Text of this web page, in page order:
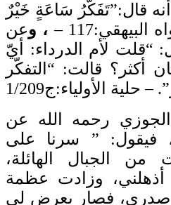
قال:”تَفَكُّرُ سَاعَةٍ خَيْرٌ
–
، وعن
“قلت لأم الدرداء: أيّ
أكثر؟ قالت: “التفكّر
رحمه الله عن
فيقول: ” سرنا على
الجبال الهائلة،
أذهلني، وزادت عظمة
صدري، فصار يعرض لي